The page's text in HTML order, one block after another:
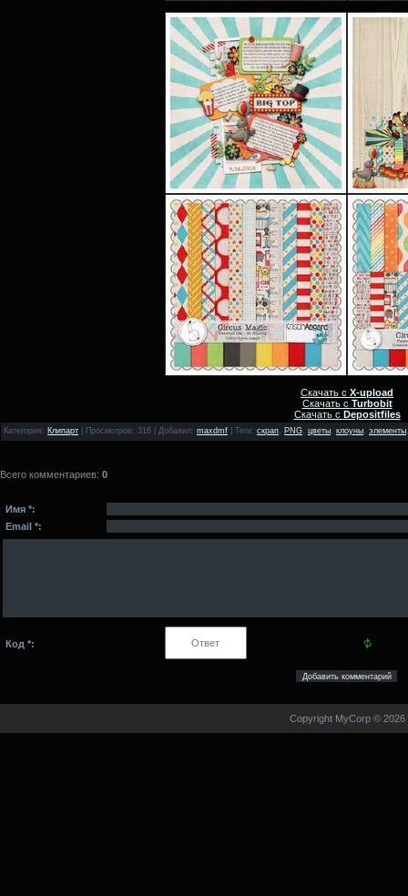
Скачать с X-upload
Скачать с Turbobit
Скачать с Depositfiles
Категория : Клипарт Просмотров: 316 | Добавил: maxdmf Теги: скрап, PNG, цветы, клоуны, элементы
Всего комментариев: 0
Имя *:
Email *:
Код *:
Copyright MyCorp © 2026